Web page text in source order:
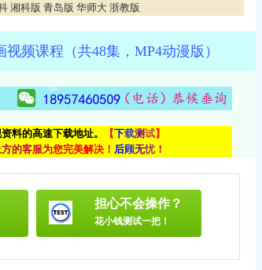
湘科版 青岛版 华师大 浙教版
频课程（共48集，MP4动漫版）
料的高速下载地址。 【下载测试】
方的客服为您完美解决 ！ 后顾无忧！
担心不会操作？
花小钱测试一把！